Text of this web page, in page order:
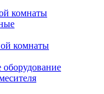
комнаты
комнаты